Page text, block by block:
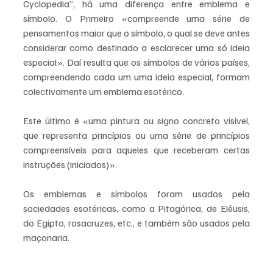
Cyclopedia”, há uma diferença entre emblema e
símbolo. O Primeiro «compreende uma série de
pensamentos maior que o símbolo, o qual se deve antes
considerar como destinado a esclarecer uma só ideia
especial». Daí resulta que os símbolos de vários países,
compreendendo cada um uma ideia especial, formam
colectivamente um emblema esotérico.
Este último é «uma pintura ou signo concreto visível,
que representa princípios ou uma série de princípios
compreensíveis para aqueles que receberam certas
instruções (iniciados)».
Os emblemas e símbolos foram usados pela
sociedades esotéricas, como a Pitagórica, de Elêusis,
do Egipto, rosacruzes, etc., e também são usados pela
maçonaria.